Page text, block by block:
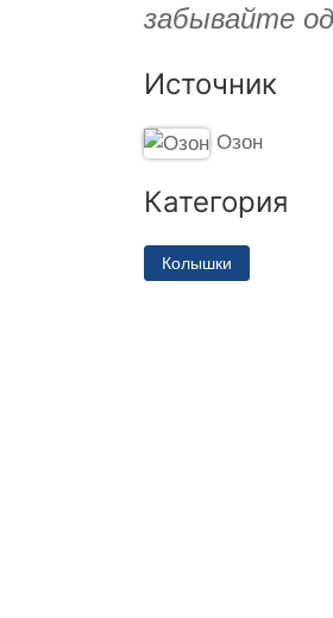
забывайте
Источник
Озон
Категория
Колышки